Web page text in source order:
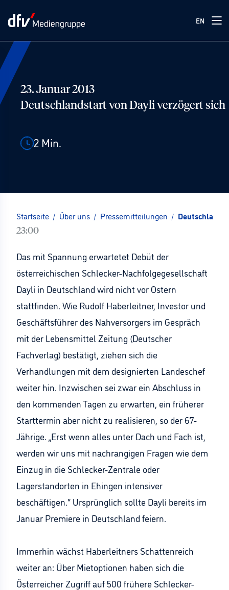
EN
23. Januar 2013
Deutschlandstart von Dayli verzögert sich
2 Min.
Startseite / Über uns / Pressemitteilungen /
23:00
Das mit Spannung erwartetet Debüt der
österreichischen Schlecker-Nachfolgegesellschaft
Dayli in Deutschland wird nicht vor Ostern
stattfinden. Wie Rudolf Haberleitner, Investor und
Geschäftsführer des Nahversorgers im Gespräch
mit der Lebensmittel Zeitung (Deutscher
Fachverlag) bestätigt, ziehen sich die
Verhandlungen mit dem designierten Landeschef
weiter hin. Inzwischen sei zwar ein Abschluss in
den kommenden Tagen zu erwarten, ein früherer
Starttermin aber nicht zu realisieren, so der 67-
Jährige. „Erst wenn alles unter Dach und Fach ist,
werden wir uns mit nachrangigen Fragen wie dem
Einzug in die Schlecker-Zentrale oder
Lagerstandorten in Ehingen intensiver
beschäftigen.“ Ursprünglich sollte Dayli bereits im
Januar Premiere in Deutschland feiern.
Immerhin wächst Haberleitners Schattenreich
weiter an: Über Mietoptionen haben sich die
Österreicher Zugriff auf 500 frühere Schlecker-